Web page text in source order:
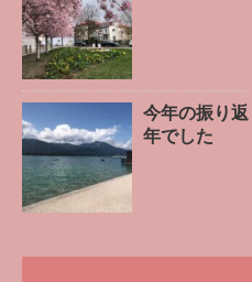
今年の振り
年でした